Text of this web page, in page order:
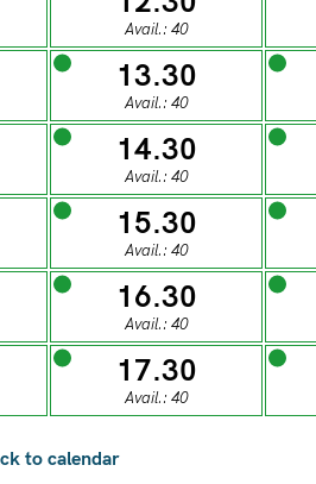
31
06
FRIDAY
07 08
13
FRIDAY
14 15
THURSDAY FRIDAY
21
Avail.: 40
13.30
Avail.: 40
14.30
Avail.: 40
15.30
Avail.: 40
16.30
Avail.: 40
17.30
Avail.: 40